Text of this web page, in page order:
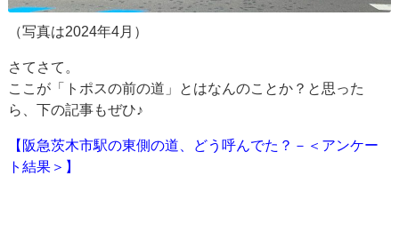
（写真は2024年4月）
さてさて。
ここが「トポスの前の道」とはなんのことか？と思った
ら、下の記事もぜひ♪
【阪急茨木市駅の東側の道、どう呼んでた？－＜アンケー
ト結果＞】